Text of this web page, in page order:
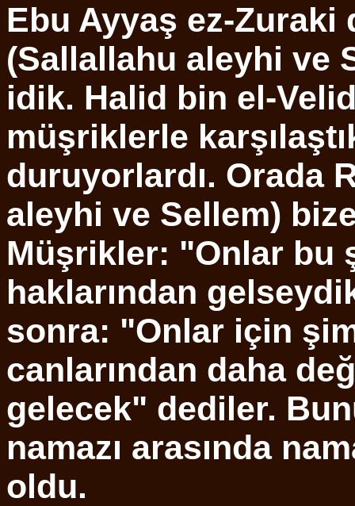
Ebu Ayyaş ez-
(Sallallahu aleyhi ve
idik. Halid bin el-
müşriklerle
duruyorlardı. Orada
aleyhi ve Sellem) bize
Müşrikler: "Onlar bu
haklarından
sonra: "Onlar için
canlarından daha
gelecek" dediler.
namazı arasında
oldu.